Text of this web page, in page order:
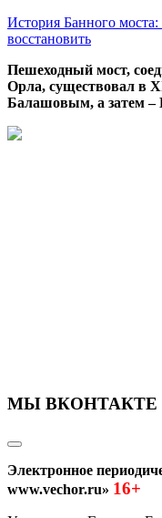
История Банного
восстановить
Пешеходный мост,
Орла, существовал в
Балашовым, а затем
МЫ ВКОНТАКТЕ
Электронное
www.vechor.ru» 16+